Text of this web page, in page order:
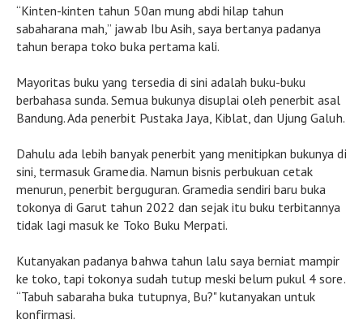
“Kinten-kinten tahun 50an mung abdi hilap tahun
sabaharana mah,” jawab Ibu Asih, saya bertanya padanya
tahun berapa toko buka pertama kali.
Mayoritas buku yang tersedia di sini adalah buku-buku
berbahasa sunda. Semua bukunya disuplai oleh penerbit asal
Bandung. Ada penerbit Pustaka Jaya, Kiblat, dan Ujung Galuh.
Dahulu ada lebih banyak penerbit yang menitipkan bukunya di
sini, termasuk Gramedia. Namun bisnis perbukuan cetak
menurun, penerbit berguguran. Gramedia sendiri baru buka
tokonya di Garut tahun 2022 dan sejak itu buku terbitannya
tidak lagi masuk ke Toko Buku Merpati.
Kutanyakan padanya bahwa tahun lalu saya berniat mampir
ke toko, tapi tokonya sudah tutup meski belum pukul 4 sore.
“Tabuh sabaraha buka tutupnya, Bu?" kutanyakan untuk
konfirmasi.